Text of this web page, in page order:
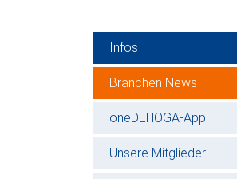
Infos
Branchen News
oneDEHOGA-App
Unsere Mitglieder